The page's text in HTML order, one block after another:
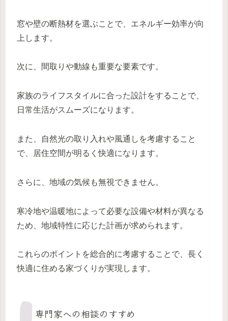
窓や壁の断熱材を選ぶことで、エネルギー効率が向
上します。
次に、間取りや動線も重要な要素です。
家族のライフスタイルに合った設計をすることで、
日常生活がスムーズになります。
また、自然光の取り入れや風通しを考慮すること
で、居住空間が明るく快適になります。
さらに、地域の気候も無視できません。
寒冷地や温暖地によって必要な設備や材料が異なる
ため、地域特性に応じた計画が求められます。
これらのポイントを総合的に考慮することで、長く
快適に住める家づくりが実現します。
専門家への相談のすすめ